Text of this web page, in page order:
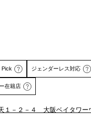
Pick ジェンダーレス対応
在籍店
１－２－４ 大阪ベイタワ